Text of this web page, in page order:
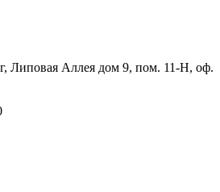
Липовая Аллея дом 9, пом. 11-Н, оф.